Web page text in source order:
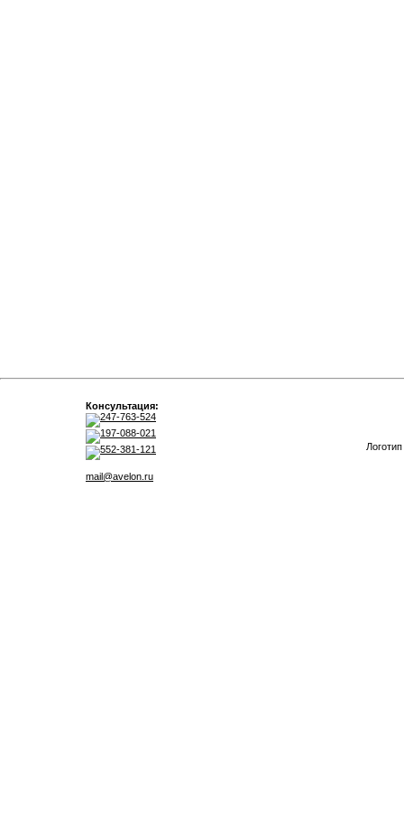
Консультация:
247-763-524
197-088-021
552-381-121
mail@avelon.ru